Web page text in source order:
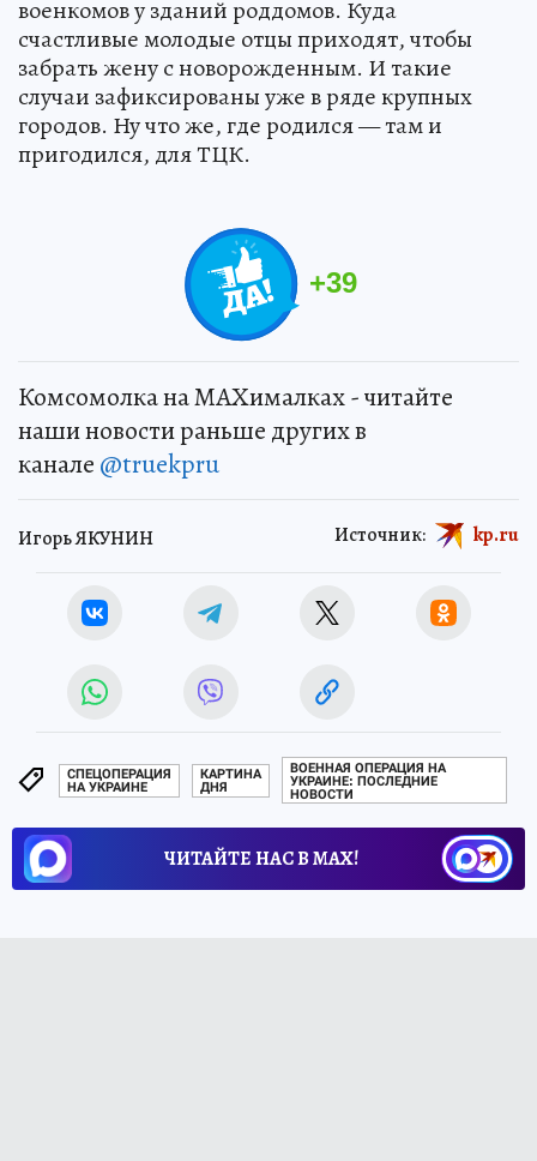
военкомов у зданий роддомов. Куда
счастливые молодые отцы приходят, чтобы
забрать жену с новорожденным. И такие
случаи зафиксированы уже в ряде крупных
городов. Ну что же, где родился — там и
пригодился, для ТЦК.
+39
Комсомолка на MAXималках - читайте
наши новости раньше других в
канале @truekpru
Игорь ЯКУНИН Источник: kp.ru
СПЕЦОПЕРАЦИЯ
НА УКРАИНЕ
КАРТИНА
ДНЯ
ВОЕННАЯ ОПЕРАЦИЯ НА
УКРАИНЕ: ПОСЛЕДНИЕ
НОВОСТИ
ЧИТАЙТЕ НАС В МАХ!